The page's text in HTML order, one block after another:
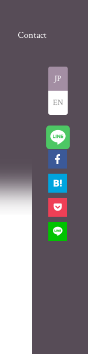
Contact
JP
EN